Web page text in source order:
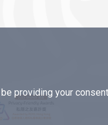
providing your